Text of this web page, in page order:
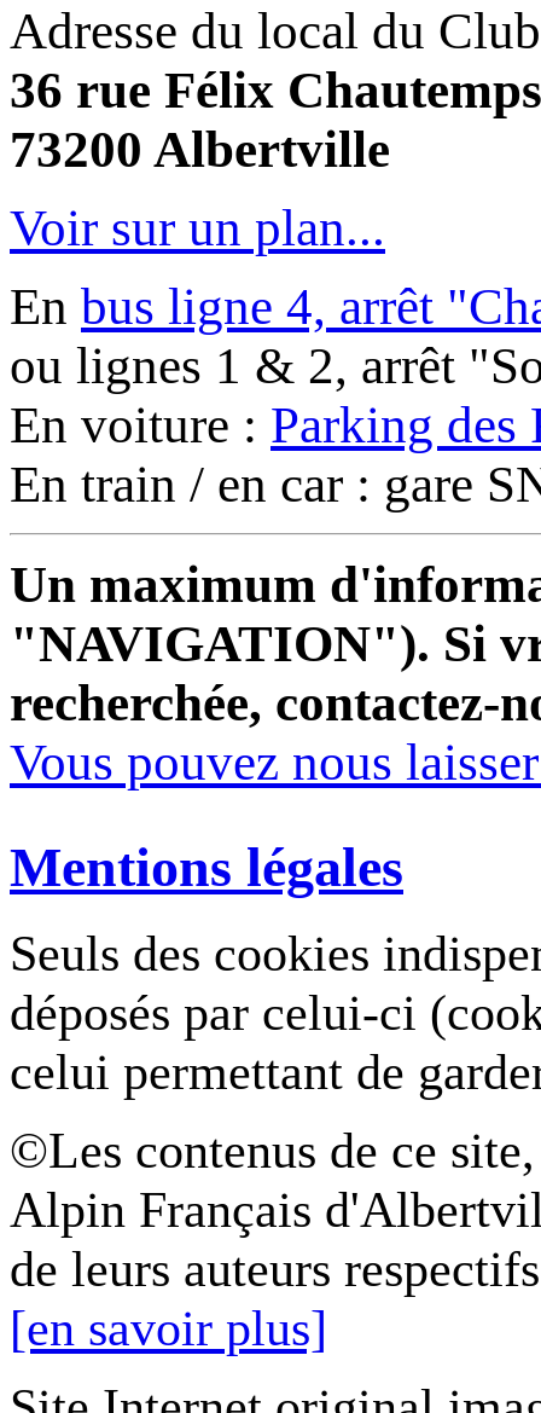
Adresse du local du
36 rue Félix Chautemps
73200 Albertville
Voir sur un plan...
En bus ligne 4, arrêt
ou lignes 1 & 2, arrêt
En voiture : Parking des
En train / en car : gare
Un maximum
"NAVIGATION"). Si
recherchée, contactez-
Vous pouvez nous
Mentions légales
Seuls des cookies
déposés par celui-ci
celui permettant de
©Les contenus de ce
Alpin Français
de leurs auteurs
[en savoir plus]